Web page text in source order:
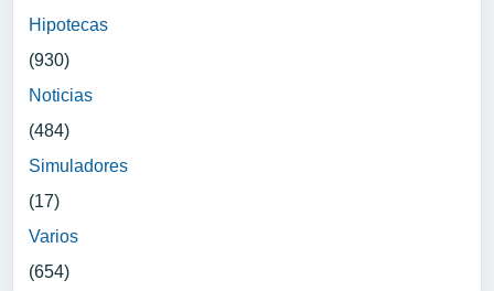
Hipotecas
(930)
Noticias
(484)
Simuladores
(17)
Varios
(654)